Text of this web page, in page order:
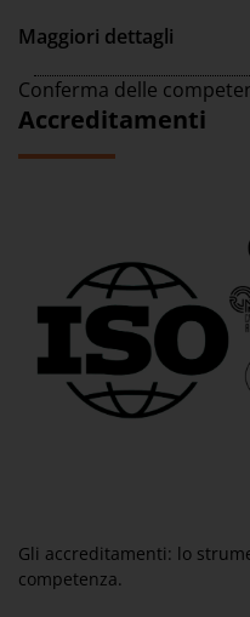
Maggiori dettagli
Conferma delle
Accreditamenti
Gli accreditamenti: lo
competenza.